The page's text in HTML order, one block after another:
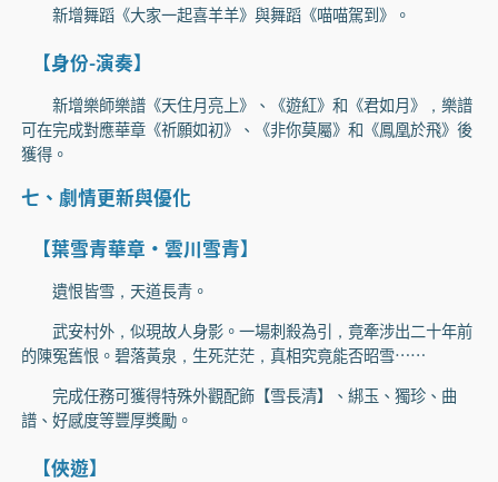
新增舞蹈《大家一起喜羊羊》與舞蹈《喵喵駕到》。
【身份-演奏】
新增樂師樂譜《天住月亮上》、《遊紅》和《君如月》，樂譜
可在完成對應華章《祈願如初》、《非你莫屬》和《鳳凰於飛》後
獲得。
七、劇情更新與優化
【葉雪青華章·雲川雪青】
遺恨皆雪，天道長青。
武安村外，似現故人身影。一場刺殺為引，竟牽涉出二十年前
的陳冤舊恨。碧落黃泉，生死茫茫，真相究竟能否昭雪……
完成任務可獲得特殊外觀配飾【雪長清】、綁玉、獨珍、曲
譜、好感度等豐厚獎勵。
【俠遊】